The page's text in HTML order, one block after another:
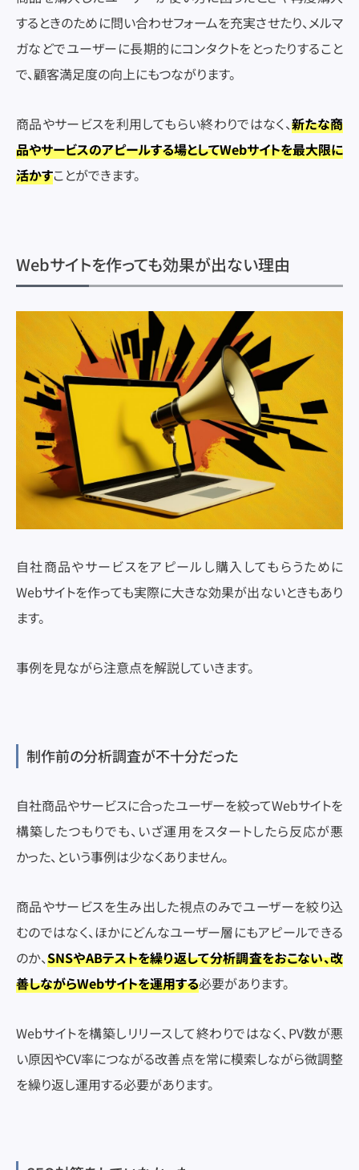
するときのために問い合わせフォームを充実させたり、メルマ
ガなどでユーザーに長期的にコンタクトをとったりすること
で、顧客満足度の向上にもつながります。
商品やサービスを利用してもらい終わりではなく、新たな商
品やサービスのアピールする場としてWebサイトを最大限に
活かすことができます。
Webサイトを作っても効果が出ない理由
自社商品やサービスをアピールし購入してもらうために
Webサイトを作っても実際に大きな効果が出ないときもあり
ます。
事例を見ながら注意点を解説していきます。
制作前の分析調査が不十分だった
自社商品やサービスに合ったユーザーを絞ってWebサイトを
構築したつもりでも、いざ運用をスタートしたら反応が悪
かった、という事例は少なくありません。
商品やサービスを生み出した視点のみでユーザーを絞り込
むのではなく、ほかにどんなユーザー層にもアピールできる
のか、SNSやABテストを繰り返して分析調査をおこない、改
善しながらWebサイトを運用する必要があります。
Webサイトを構築しリリースして終わりではなく、PV数が悪
い原因やCV率につながる改善点を常に模索しながら微調整
を繰り返し運用する必要があります。